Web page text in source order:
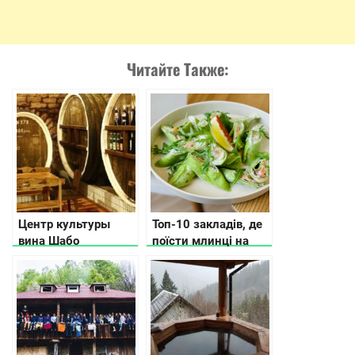
Читайте Также:
Центр культуры
вина Шабо
Топ-10 закладів, де
поїсти млинці на
Масляну, в Києві